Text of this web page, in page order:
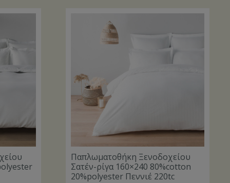
Παπλωματοθήκη Ξενοδοχείου
Σατέν-ρίγα 160×240 80%cotton
20%polyester Πεννιέ 220tc